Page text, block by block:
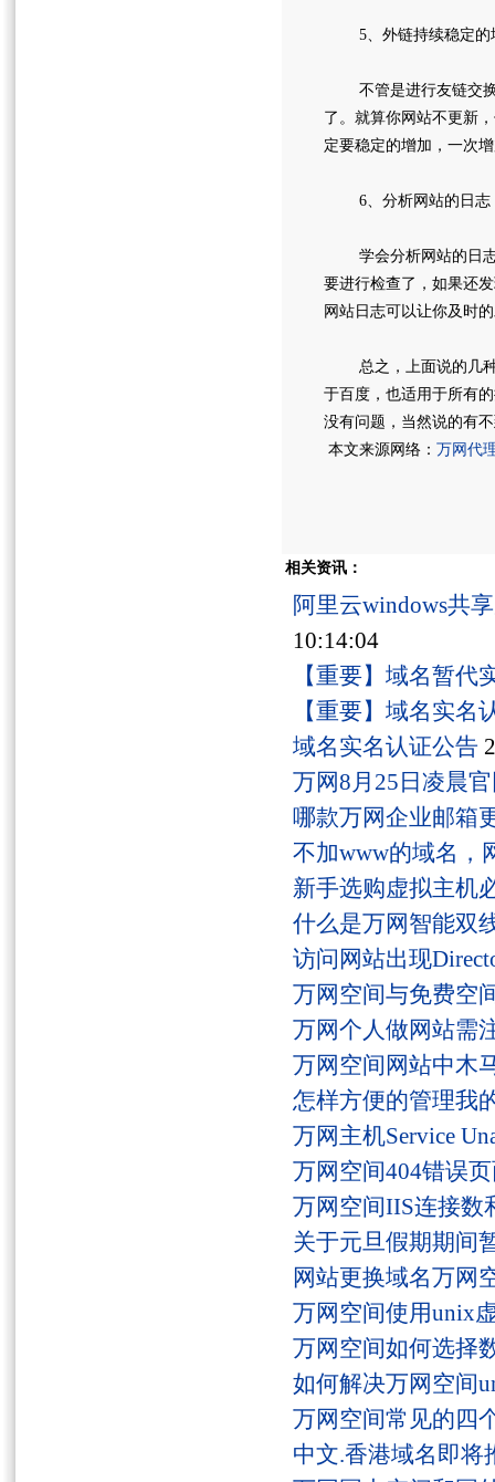
5、外链持续稳定的
不管是进行友链交换
了。就算你网站不更新
定要稳定的增加，一次
6、分析网站的日志
学会分析网站的日志
要进行检查了，如果还
网站日志可以让你及时
总之，上面说的几种
于百度，也适用于所有
没有问题，当然说的有
本文来源网络： 万网代
相关资讯：
阿里云windows共
10:14:04
【重要】域名暂代
【重要】域名实名
域名实名认证公告
万网8月25日凌晨
哪款万网企业邮箱
不加www的域名，
新手选购虚拟主机
什么是万网智能双
访问网站出现
万网空间与免费空
万网个人做网站需
万网空间网站中木
怎样方便的管理我
万网主机Service
万网空间404错误
万网空间IIS连接数
关于元旦假期期间
网站更换域名万网
万网空间使用unix
万网空间如何选择
如何解决万网空间
万网空间常见的四
中文.香港域名即将